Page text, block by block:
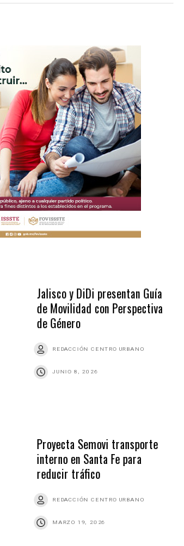
Jalisco y DiDi presentan Guía
de Movilidad con Perspectiva
de Género
REDACCIÓN CENTRO URBANO
JUNIO 8, 2026
Proyecta Semovi transporte
interno en Santa Fe para
reducir tráfico
REDACCIÓN CENTRO URBANO
MARZO 19, 2026